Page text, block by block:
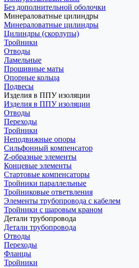
Без дополнительной оболочки
Минераловатные цилиндры
Минераловатные цилиндры
Цилиндры (скорлупы)
Тройники
Отводы
Ламельные
Прошивные маты
Опорные кольца
Подвесы
Изделия в ППУ изоляции
Изделия в ППУ изоляции
Отводы
Переходы
Тройники
Неподвижные опоры
Cильфонный компенсатор
Z-образные элементы
Концевые элементы
Стартовые компенсаторы
Тройники параллельные
Тройниковые ответвления
Элементы трубопровода с кабелем
Тройники с шаровым краном
Детали трубопровода
Детали трубопровода
Отводы
Переходы
Фланцы
Тройники